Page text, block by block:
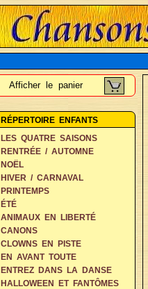
Afficher le panier
RÉPERTOIRE ENFANTS
LES QUATRE SAISONS
RENTRÉE / AUTOMNE
NOËL
HIVER / CARNAVAL
PRINTEMPS
ÉTÉ
ANIMAUX EN LIBERTÉ
CANONS
CLOWNS EN PISTE
EN AVANT TOUTE
ENTREZ DANS LA DANSE
HALLOWEEN ET FANTÔMES